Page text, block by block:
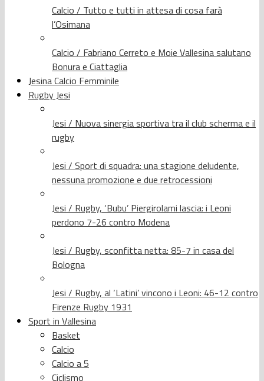
Calcio / Tutto e tutti in attesa di cosa farà
l’Osimana
Calcio / Fabriano Cerreto e Moie Vallesina salutano
Bonura e Ciattaglia
Jesina Calcio Femminile
Rugby Jesi
Jesi / Nuova sinergia sportiva tra il club scherma e il
rugby
Jesi / Sport di squadra: una stagione deludente,
nessuna promozione e due retrocessioni
Jesi / Rugby, ‘Bubu’ Piergirolami lascia: i Leoni
perdono 7-26 contro Modena
Jesi / Rugby, sconfitta netta: 85-7 in casa del
Bologna
Jesi / Rugby, al ‘Latini’ vincono i Leoni: 46-12 contro
Firenze Rugby 1931
Sport in Vallesina
Basket
Calcio
Calcio a 5
Ciclismo